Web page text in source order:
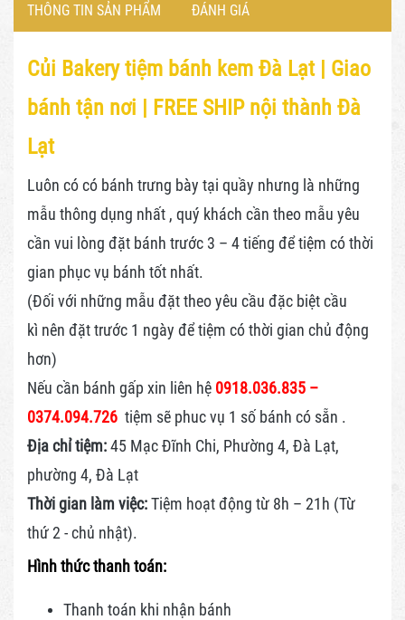
THÔNG TIN SẢN PHẨM ĐÁNH GIÁ
Củi Bakery tiệm bánh kem Đà Lạt | Giao
bánh tận nơi | FREE SHIP nội thành Đà
Lạt
Luôn có có bánh trưng bày tại quầy nhưng là những
mẫu thông dụng nhất , quý khách cần theo mẫu yêu
cần vui lòng đặt bánh trước 3 – 4 tiếng để tiệm có thời
gian phục vụ bánh tốt nhất.
(Đối với những mẫu đặt theo yêu cầu đặc biệt cầu
kì nên đặt trước 1 ngày để tiệm có thời gian chủ động
hơn)
Nếu cần bánh gấp xin liên hệ 0918.036.835 –
0374.094.726 tiệm sẽ phuc vụ 1 số bánh có sẵn .
Địa chỉ tiệm:45 Mạc Đĩnh Chi, Phường 4, Đà Lạt,
phường 4, Đà Lạt
Thời gian làm việc:Tiệm hoạt động từ 8h – 21h (Từ
thứ 2 - chủ nhật).
Hình thức thanh toán:
Thanh toán khi nhận bánh